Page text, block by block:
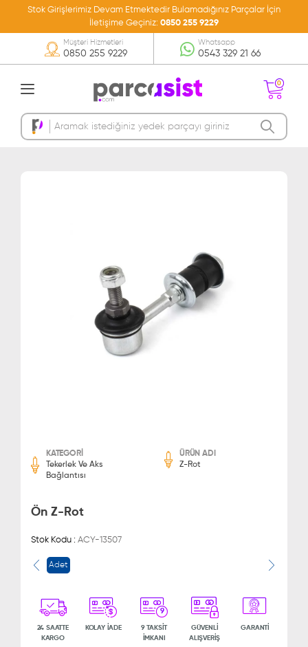
Stok Girişlerimiz Devam Etmektedir Bulamadığınız Parçalar İçin
İletişime Geçiniz: 0850 255 9229
0850 255 9229
Müşteri Hizmetleri
0543 329 21 66
Whatsapp
0
Sepetinizde Ürün
KATEGORİ
Tekerlek Ve Aks
Bağlantısı
ÜRÜN ADI
Z-Rot
Ön Z-Rot
Stok Kodu : ACY-13507
Adet
24 SAATTE
KARGO
KOLAY İADE
9
9 TAKSİT
İMKANI
GÜVENLİ
ALIŞVERİŞ
GARANTİ